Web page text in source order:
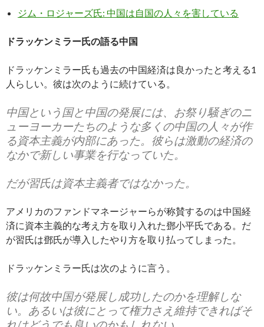
ジム・ロジャーズ氏: 中国は自国の人々を害している
ドラッケンミラー氏の語る中国
ドラッケンミラー氏も過去の中国経済は良かったと考える1
人らしい。彼は次のように続けている。
中国という国と中国の発展には、お祭り騒ぎのニ
ューヨーカーたちのような多くの中国の人々が作
る資本主義が内部にあった。彼らは激動の経済の
なかで新しい事業を行なっていた。
だが習氏は資本主義者ではなかった。
アメリカのファンドマネージャーらが称賛するのは中国経
済に資本主義的な考え方を取り入れた鄧小平氏である。だ
が習氏は鄧氏が導入したやり方を取り払ってしまった。
ドラッケンミラー氏は次のように言う。
彼は何故中国が発展し成功したのかを理解しな
い。あるいは彼にとって権力さえ維持できればそ